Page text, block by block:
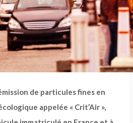
de particules fines en
appelée « Crit’Air »,